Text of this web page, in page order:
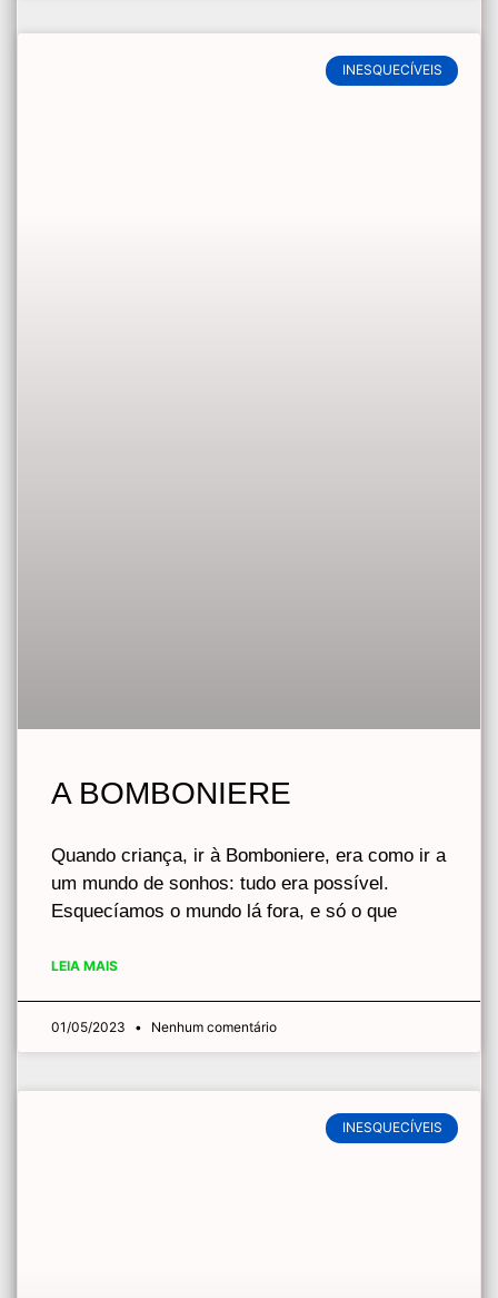
INESQUECÍVEIS
A BOMBONIERE
Quando criança, ir à Bomboniere, era como ir a
um mundo de sonhos: tudo era possível.
Esquecíamos o mundo lá fora, e só o que
LEIA MAIS
01/05/2023 Nenhum comentário
INESQUECÍVEIS